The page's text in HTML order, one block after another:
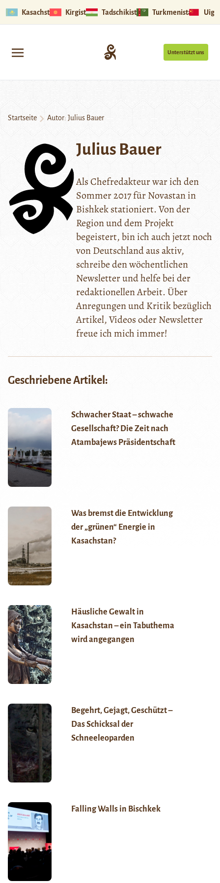
Kasachstan Kirgistan Tadschikistan Turkmenistan
Unterstützt uns
Startseite Autor: Julius Bauer
Julius Bauer
Als Chefredakteur war ich den
Sommer 2017 für Novastan in
Bishkek stationiert. Von der
Region und dem Projekt
begeistert, bin ich auch jetzt noch
von Deutschland aus aktiv,
schreibe den wöchentlichen
Newsletter und helfe bei der
redaktionellen Arbeit. Über
Anregungen und Kritik bezüglich
Artikel, Videos oder Newsletter
freue ich mich immer!
Geschriebene Artikel:
Schwacher Staat – schwache
Gesellschaft? Die Zeit nach
Atambajews Präsidentschaft
Was bremst die Entwicklung
der „grünen“ Energie in
Kasachstan?
Häusliche Gewalt in
Kasachstan – ein Tabuthema
wird angegangen
Begehrt, Gejagt, Geschützt –
Das Schicksal der
Schneeleoparden
Falling Walls in Bischkek